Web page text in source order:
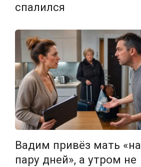
спалился
Вадим привёз мать «на
пару дней», а утром не